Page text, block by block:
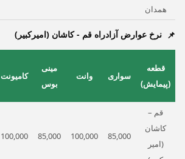
همدان
نرخ عوارض آزادراه قم - کاشان (امیرکبیر)
قطعه
(پیمایش)
سواری وانت
مینی
بوس
کامیونت
قم –
کاشان
(امیر
85,000
100,000
85,000
100,000